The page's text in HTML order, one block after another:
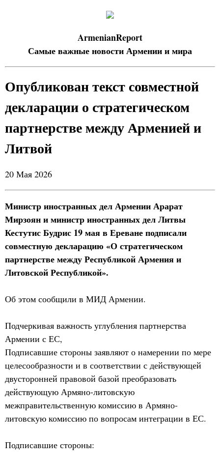
ArmenianReport
Самые важные новости Армении и мира
Опубликован текст совместной
декларации о стратегическом
партнерстве между Арменией и
Литвой
20 Мая 2026
Министр иностранных дел Армении Арарат
Мирзоян и министр иностранных дел Литвы
Кестутис Будрис 19 мая в Ереване подписали
совместную декларацию «О стратегическом
партнерстве между Республикой Армения и
Литовской Республикой».
Об этом сообщили в МИД Армении.
Подчеркивая важность углубления партнерства
Армении с ЕС,
Подписавшие стороны заявляют о намерении по мере
целесообразности и в соответствии с действующей
двусторонней правовой базой преобразовать
действующую Армяно-литовскую
межправительственную комиссию в Армяно-
литовскую комиссию по вопросам интеграции в ЕС.
Подписавшие стороны: